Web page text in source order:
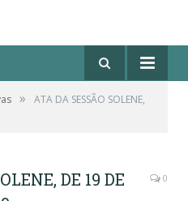
»
ATA DA SESSÃO SOLENE,
DE 19 DE
0